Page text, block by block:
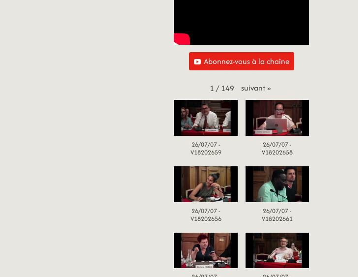
Abonnez-vous à la chaîne
1 / 149 suivant»
26/07/07 -
V18202659
26/07/07 -
V18202658
26/07/07 -
V18202656
26/07/07 -
V18202661